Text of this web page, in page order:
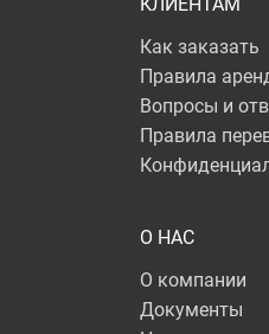
Как заказать
Правила
Вопросы и
Правила
О НАС
О компании
Документы